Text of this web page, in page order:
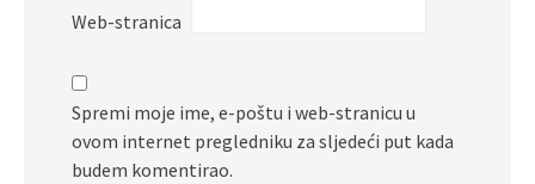
Web-stranica
Spremi moje ime, e-poštu i web-stranicu u
ovom internet pregledniku za sljedeći put kada
budem komentirao.